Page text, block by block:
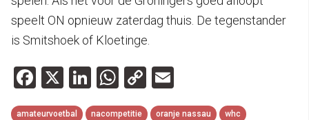
speelt ON opnieuw zaterdag thuis. De tegenstander
is Smitshoek of Kloetinge.
Facebook
X LinkedIn
WhatsApp
Copy
Link
amateurvoetbal nacompetitie oranje nassau whc